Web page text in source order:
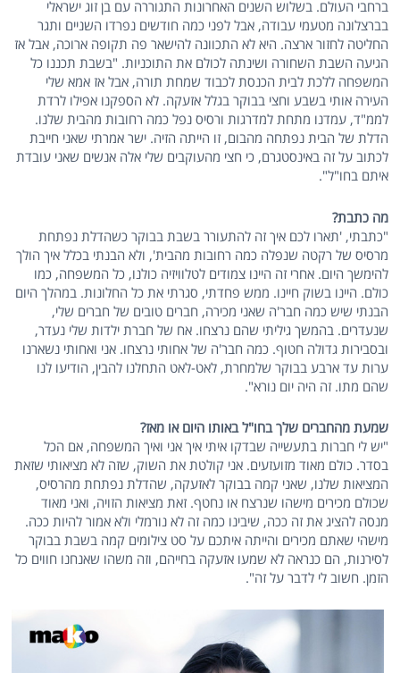
ברחבי העולם. בשלוש השנים האחרונות התגוררה עם בן זוג ישראלי
בברצלונה מטעמי עבודה, אבל לפני כמה חודשים נפרדו השניים ותגר
החליטה לחזור ארצה. היא לא התכוונה להישאר פה תקופה ארוכה, אבל אז
הגיעה השבת השחורה ושינתה לכולם את התוכניות. "בשבת תכננו כל
המשפחה ללכת לבית הכנסת לכבוד שמחת תורה, אבל אז אמא שלי
העירה אותי בשבע וחצי בבוקר בגלל אזעקה. לא הספקנו אפילו לרדת
לממ"ד, עמדנו מתחת למדרגות ורסיס נפל כמה רחובות מהבית שלנו.
הדלת של הבית נפתחה מהבום, זו הייתה הזיה. ישר אמרתי שאני חייבת
לכתוב על זה באינסטגרם, כי חצי מהעוקבים שלי אלה אנשים שאני עובדת
איתם בחו"ל".
מה כתבת?
"כתבתי, 'תארו לכם איך זה להתעורר בשבת בבוקר כשהדלת נפתחת
מרסיס של רקטה שנפלה כמה רחובות מהבית', ולא הבנתי בכלל איך הולך
להימשך היום. אחרי זה היינו צמודים לטלוויזיה כולנו, כל המשפחה, כמו
כולם. היינו בשוק חיינו. ממש פחדתי, סגרתי את כל החלונות. במהלך היום
הבנתי שיש כמה חבר'ה שאני מכירה, חברים טובים של חברים שלי,
שנעדרים. בהמשך גיליתי שהם נרצחו. אח של חברת ילדות שלי נעדר,
ובסבירות גדולה חטוף. כמה חבר'ה של אחותי נרצחו. אני ואחותי נשארנו
ערות עד ארבע בבוקר שלמחרת, לאט-לאט התחלנו להבין, הודיעו לנו
שהם מתו. זה היה יום נורא".
שמעת מהחברים שלך בחו"ל באותו היום או מאז?
"יש לי חברות בתעשייה שבדקו איתי איך אני ואיך המשפחה, אם הכל
בסדר. כולם מאוד מזועזעים. אני קולטת את השוק, שזה לא מציאותי שזאת
המציאות שלנו, שאני קמה בבוקר לאזעקה, שהדלת נפתחת מהרסיס,
שכולם מכירים מישהו שנרצח או נחטף. זאת מציאות הזויה, ואני מאוד
מנסה להציג את זה ככה, שיבינו כמה זה לא נורמלי ולא אמור להיות ככה.
מישהי שאתם מכירים והייתה איתכם על סט צילומים קמה בשבת בבוקר
לסירנות, הם כנראה לא שמעו אזעקה בחייהם, וזה משהו שאנחנו חווים כל
הזמן. חשוב לי לדבר על זה".